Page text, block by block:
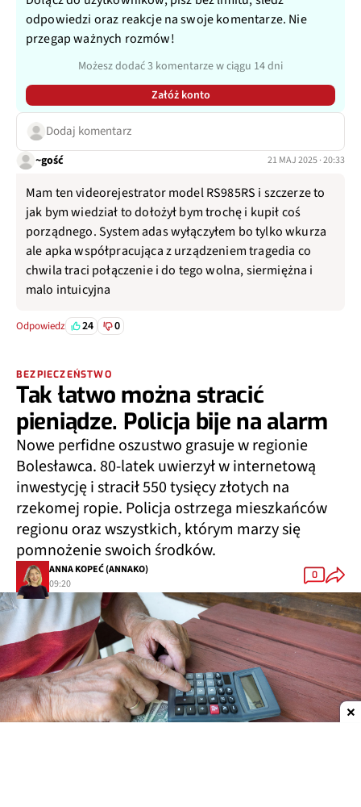
odpowiedzi oraz reakcje na swoje komentarze. Nie
przegap ważnych rozmów!
Możesz dodać 3 komentarze w ciągu 14 dni
Załóż konto
Dodaj komentarz
~gość 21 MAJ 2025 · 20:33
Mam ten videorejestrator model RS985RS i szczerze to
jak bym wiedział to dołożył bym trochę i kupił coś
porządnego. System adas wyłączyłem bo tylko wkurza
ale apka współpracująca z urządzeniem tragedia co
chwila traci połączenie i do tego wolna, siermiężna i
malo intuicyjna
Odpowiedz 24 0
BEZPIECZEŃSTWO
Tak łatwo można stracić
pieniądze. Policja bije na alarm
Nowe perfidne oszustwo grasuje w regionie
Bolesławca. 80-latek uwierzył w internetową
inwestycję i stracił 550 tysięcy złotych na
rzekomej ropie. Policja ostrzega mieszkańców
regionu oraz wszystkich, którym marzy się
pomnożenie swoich środków.
ANNA KOPEĆ (ANNAKO)
09:20
0